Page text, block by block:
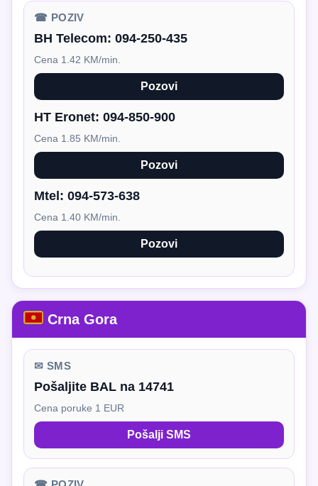
☎ POZIV
BH Telecom: 094-250-435
Cena 1.42 KM/min.
Pozovi
HT Eronet: 094-850-900
Cena 1.85 KM/min.
Pozovi
Mtel: 094-573-638
Cena 1.40 KM/min.
Pozovi
Crna Gora
✉ SMS
Pošaljite BAL na 14741
Cena poruke 1 EUR
Pošalji SMS